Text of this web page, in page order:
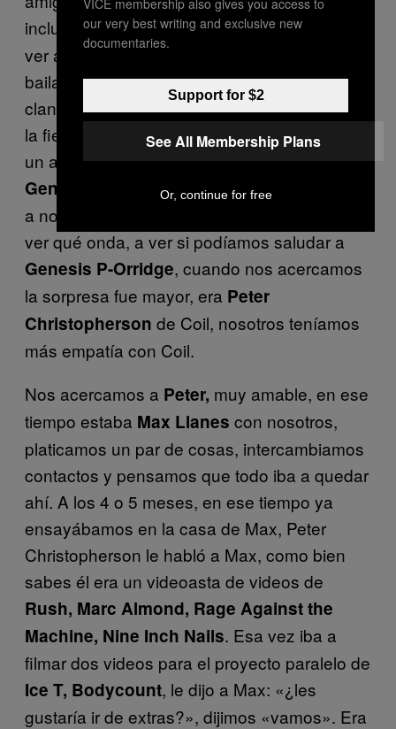
incluso hasta Los Ángeles.Esa vez íbamos a
ver a The Orb, cuando estaba la escena
bailable de los raves, de las fiestas
clandestinas. Entramos al lugar, muy padre,
la fiesta a todo lo que daba, de repente llega
un amigo, José luis y nos dice: «Ahí está
Genesis P-Orridge deThrobbing Gristle
a nosotros nos llamó la atención, fuimos a
ver qué onda, a ver si podíamos saludar a
Genesis P-Orridge, cuando nos acercamos
la sorpresa fue mayor, era Peter
Christopherson de Coil, nosotros teníamos
más empatía con Coil.
Nos acercamos a Peter, muy amable, en ese
tiempo estaba Max Llanes con nosotros,
platicamos un par de cosas, intercambiamos
contactos y pensamos que todo iba a quedar
ahí. A los 4 o 5 meses, en ese tiempo ya
ensayábamos en la casa de Max, Peter
Christopherson le habló a Max, como bien
sabes él era un videoasta de videos de
Rush, Marc Almond, Rage Against the
Machine, Nine Inch Nails. Esa vez iba a
filmar dos videos para el proyecto paralelo de
Ice T, Bodycount, le dijo a Max: «¿les
gustaría ir de extras?», dijimos «vamos». Era
our very best writing and exclusive new
documentaries.
Support for $2
See All Membership Plans
Or, continue for free